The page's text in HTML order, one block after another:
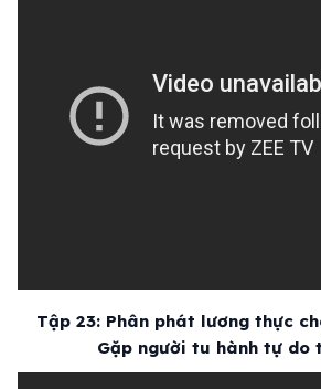
Tập 23: Phân phát lương thực
Gặp người tu hành tự do